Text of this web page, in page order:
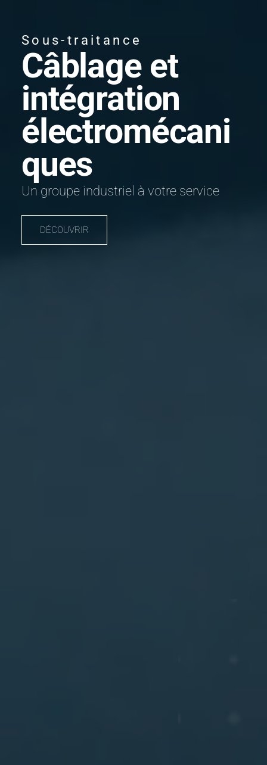
Sous-traitance
Câblage et
intégration
électromécani
ques
Un groupe industriel à votre service
DÉCOUVRIR